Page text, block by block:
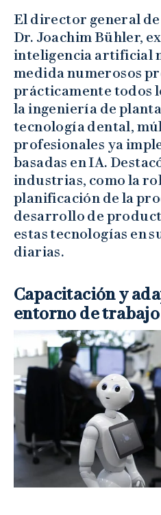
El director general de
Dr. Joachim Bühler,
inteligencia artificial
medida numerosos
prácticamente todos
la ingeniería de
tecnología dental,
profesionales ya
basadas en IA.
industrias, como la
planificación de la
desarrollo de
estas tecnologías en
diarias.
Capacitación y
entorno de trabajo